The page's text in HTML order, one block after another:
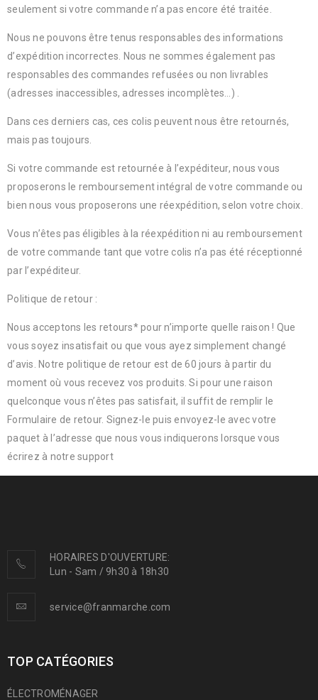
seulement si votre commande n’a pas encore été traitée.
Nous ne pouvons être tenus responsables des informations
d’expédition incorrectes. Nous ne sommes également pas
responsables des commandes refusées ou non livrables
(adresses inaccessibles, adresses incomplètes…) .
Dans ces derniers cas, ces colis peuvent nous être retournés,
mais pas toujours.
Si votre commande est retournée à l’expéditeur, nous vous
proposerons le remboursement intégral de votre commande ou
bien nous vous proposerons une réexpédition, selon votre choix.
Vous n’êtes pas éligibles à la réexpédition ni au remboursement
de votre commande tant que votre colis n’a pas été réceptionné
par l’expéditeur.
Politique de retour :
Nous acceptons les retours* pour n’importe quelle raison ! Que
vous soyez insatisfait ou que vous ayez simplement changé
d’avis. Notre politique de retour est de 60 jours à partir du
moment où vous recevez vos produits. Si pour une raison
quelconque vous n’êtes pas satisfait, il suffit de remplir le
Formulaire de retour. Signez-le puis envoyez-le avec votre
paquet à l’adresse que nous vous indiquerons lorsque vous
écrirez à notre support
HORAIRES D'OUVERTURE:
Lun - Sam / 9h30 à 18h30
service@franmarche.com
TOP CATÉGORIES
ÉLECTROMÉNAGER